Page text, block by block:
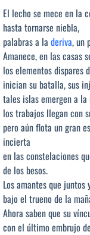
El lecho se mece en la
hasta tornarse niebla,
palabras a la deriva, un
Amanece, en las casas
los elementos dispares
inician su batalla, sus
tales islas emergen a
los trabajos llegan con
pero aún flota un gran
incierta
en las constelaciones
de los besos.
Los amantes que juntos
bajo el trueno de la
Ahora saben que su
con el último embrujo